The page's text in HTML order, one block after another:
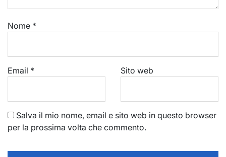
Nome *
Email * Sito web
Salva il mio nome, email e sito web in questo browser
per la prossima volta che commento.